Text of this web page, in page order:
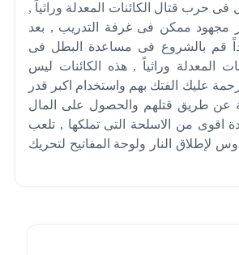
فى حرب قتال الكائنات المعدلة وراثياً ,
مجهود ممكن فى غرفة التدريب , بعد
قم بالشروع فى مساعدة البطل فى
المعدلة وراثياً , هذه الكائنات ليس
عليك الفتك بهم واستخدام اكبر قدر
عن طريق قتلهم والحصول على المال
اقوى من الاسلحة التى تملكها , تلعب
لإطلاق النار ولوحة المفاتيح لتحريك